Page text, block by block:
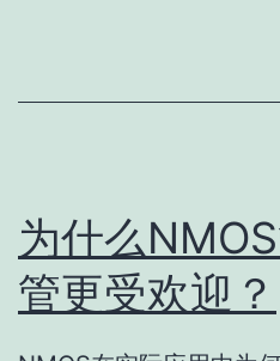
为什么
管更受欢迎？